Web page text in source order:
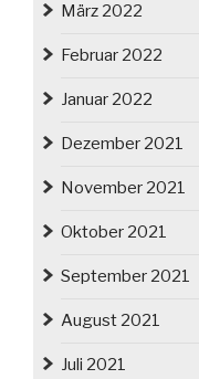
März 2022
Februar 2022
Januar 2022
Dezember 2021
November 2021
Oktober 2021
September 2021
August 2021
Juli 2021